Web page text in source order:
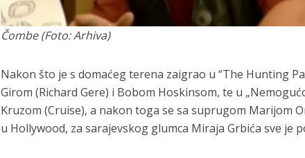
Čombe (Foto: Arhiva)
Nakon što je s domaćeg terena zaigrao u “The Hunting
Girom (Richard Gere) i Bobom Hoskinsom, te u
Kruzom (Cruise), a nakon toga se sa suprugom Marijom
u Hollywood, za sarajevskog glumca Miraja Grbića sve je